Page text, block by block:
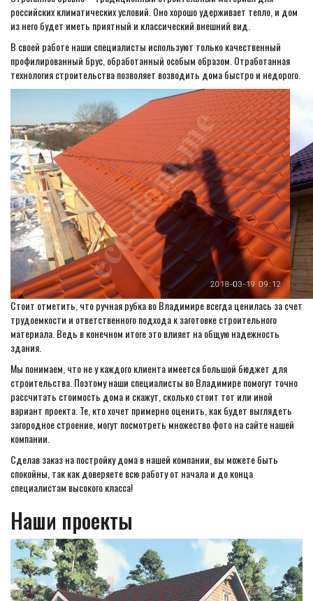
российских климатических условий. Оно хорошо удерживает тепло, и дом
из него будет иметь приятный и классический внешний вид.
В своей работе наши специалисты используют только качественный
профилированный брус, обработанный особым образом. Отработанная
технология строительства позволяет возводить дома быстро и недорого.
Стоит отметить, что ручная рубка во Владимире всегда ценилась за счет
трудоемкости и ответственного подхода к заготовке строительного
материала. Ведь в конечном итоге это влияет на общую надежность
здания.
Мы понимаем, что не у каждого клиента имеется большой бюджет для
строительства. Поэтому наши специалисты во Владимире помогут точно
рассчитать стоимость дома и скажут, сколько стоит тот или иной
вариант проекта. Те, кто хочет примерно оценить, как будет выглядеть
загородное строение, могут посмотреть множество фото на сайте нашей
компании.
Сделав заказ на постройку дома в нашей компании, вы можете быть
спокойны, так как доверяете всю работу от начала и до конца
специалистам высокого класса!
Наши проекты